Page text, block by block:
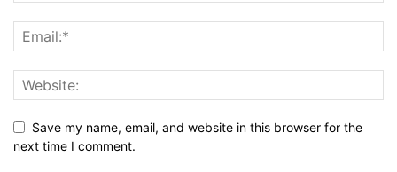
Save my name, email, and website in this browser for the
next time I comment.